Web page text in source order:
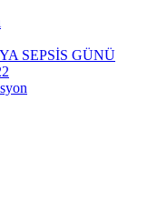
SEPSİS GÜNÜ